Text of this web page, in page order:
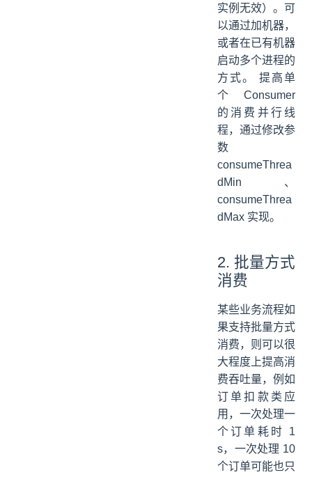
实例无效）。可
以通过加机器，
或者在已有机器
启动多个进程的
方式。 提高单
个 Consumer
的消费并行线
程，通过修改参
数
consumeThrea
dMin、
consumeThrea
dMax 实现。
2. 批量方式
消费
某些业务流程如
果支持批量方式
消费，则可以很
大程度上提高消
费吞吐量，例如
订单扣款类应
用，一次处理一
个订单耗时 1
s，一次处理 10
个订单可能也只